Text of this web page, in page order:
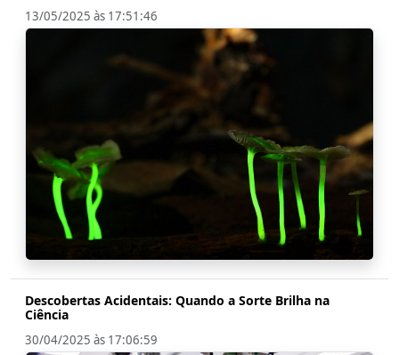
13/05/2025 às 17:51:46
Descobertas Acidentais: Quando a Sorte Brilha na
Ciência
30/04/2025 às 17:06:59